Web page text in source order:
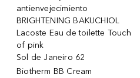
antienvejecimiento
BRIGHTENING BAKUCHIOL
Lacoste Eau de toilette Touch
of pink
Sol de Janeiro 62
Biotherm BB Cream